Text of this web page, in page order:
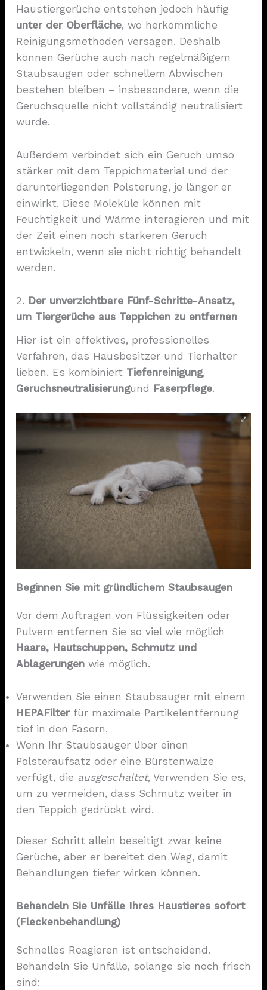
Haustiergerüche entstehen jedoch häufig
unter der Oberfläche, wo herkömmliche
Reinigungsmethoden versagen. Deshalb
können Gerüche auch nach regelmäßigem
Staubsaugen oder schnellem Abwischen
bestehen bleiben – insbesondere, wenn die
Geruchsquelle nicht vollständig neutralisiert
wurde.
Außerdem verbindet sich ein Geruch umso
stärker mit dem Teppichmaterial und der
darunterliegenden Polsterung, je länger er
einwirkt. Diese Moleküle können mit
Feuchtigkeit und Wärme interagieren und mit
der Zeit einen noch stärkeren Geruch
entwickeln, wenn sie nicht richtig behandelt
werden.
2. Der unverzichtbare Fünf-Schritte-Ansatz,
um Tiergerüche aus Teppichen zu entfernen
Hier ist ein effektives, professionelles
Verfahren, das Hausbesitzer und Tierhalter
lieben. Es kombiniert Tiefenreinigung,
Geruchsneutralisierungund Faserpflege.
Beginnen Sie mit gründlichem Staubsaugen
Vor dem Auftragen von Flüssigkeiten oder
Pulvern entfernen Sie so viel wie möglich
Haare, Hautschuppen, Schmutz und
Ablagerungenwie möglich.
Verwenden Sie einen Staubsauger mit einem
HEPAFilterfür maximale Partikelentfernung
tief in den Fasern.
Wenn Ihr Staubsauger über einen
Polsteraufsatz oder eine Bürstenwalze
verfügt, die ausgeschaltet, Verwenden Sie es,
um zu vermeiden, dass Schmutz weiter in
den Teppich gedrückt wird.
Dieser Schritt allein beseitigt zwar keine
Gerüche, aber er bereitet den Weg, damit
Behandlungen tiefer wirken können.
Behandeln Sie Unfälle Ihres Haustieres sofort
(Fleckenbehandlung)
Schnelles Reagieren ist entscheidend.
Behandeln Sie Unfälle, solange sie noch frisch
sind: